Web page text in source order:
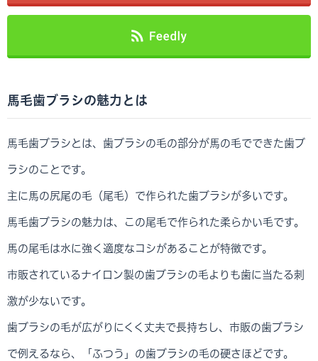
馬毛歯ブラシの魅力とは
馬毛歯ブラシとは、歯ブラシの毛の部分が馬の毛でできた歯ブ
ラシのことです。
主に馬の尻尾の毛（尾毛）で作られた歯ブラシが多いです。
馬毛歯ブラシの魅力は、この尾毛で作られた柔らかい毛です。
馬の尾毛は水に強く適度なコシがあることが特徴です。
市販されているナイロン製の歯ブラシの毛よりも歯に当たる刺
激が少ないです。
歯ブラシの毛が広がりにくく丈夫で長持ちし、市販の歯ブラシ
で例えるなら、「ふつう」の歯ブラシの毛の硬さほどです。